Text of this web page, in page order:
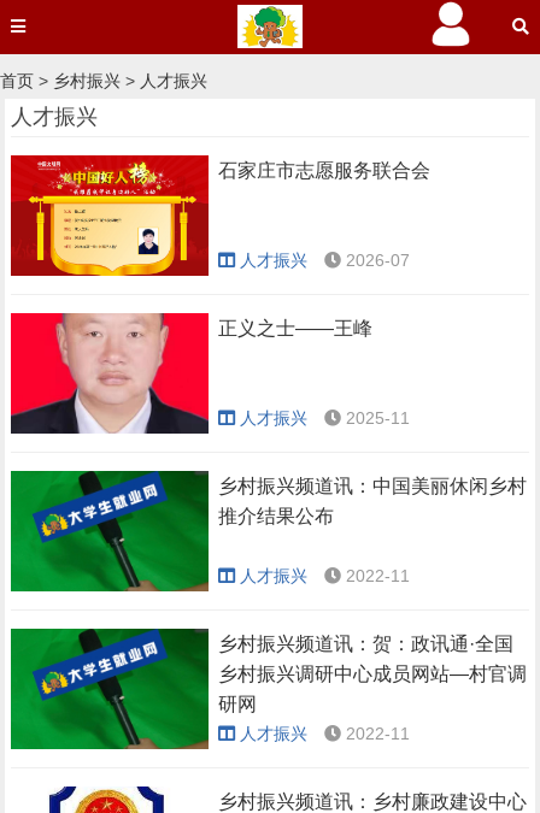
首页 > 乡村振兴 > 人才振兴
人才振兴
石家庄市志愿服务联合会
人才振兴 2026-07
正义之士——王峰
人才振兴 2025-11
乡村振兴频道讯：中国美丽休闲乡村
推介结果公布
人才振兴 2022-11
乡村振兴频道讯：贺：政讯通·全国
乡村振兴调研中心成员网站—村官调
研网
人才振兴 2022-11
乡村振兴频道讯：乡村廉政建设中心